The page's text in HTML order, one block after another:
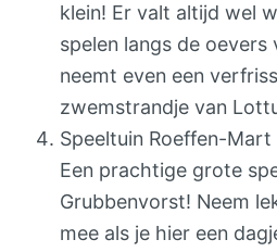
klein! Er valt altijd wel
spelen langs de oevers
neemt even een
zwemstrandje van
Speeltuin Roeffen-Mart
Een prachtige grote
Grubbenvorst! Neem
mee als je hier een